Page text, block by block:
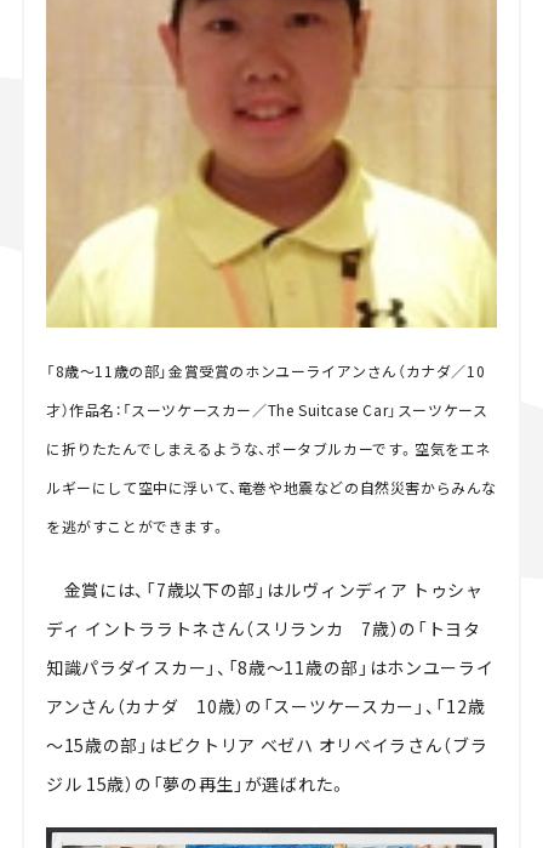
「8歳～11歳の部」金賞受賞のホンユーライアンさん（カナダ／10
才）作品名：「スーツケースカー／The Suitcase Car」スーツケース
に折りたたんでしまえるような、ポータブルカーです。空気をエネ
ルギーにして空中に浮いて、竜巻や地震などの自然災害からみんな
を逃がすことができます。
金賞には、「7歳以下の部」はルヴィンディア トゥシャ
ディ イントララトネさん（スリランカ 7歳）の「トヨタ
知識パラダイスカー」、「8歳～11歳の部」はホンユーライ
アンさん（カナダ 10歳）の「スーツケースカー」、「12歳
～15歳の部」はビクトリア ベゼハ オリベイラさん（ブラ
ジル 15歳）の「夢の再生」が選ばれた。